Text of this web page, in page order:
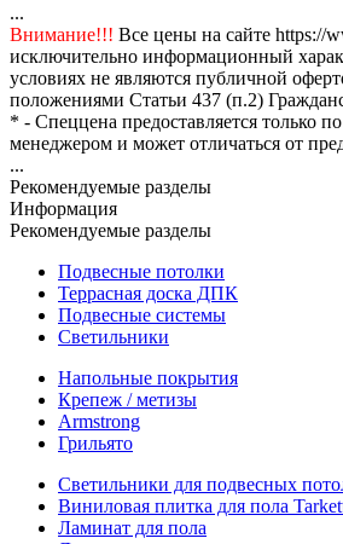
...
Внимание!!! Все цены на сайте https://
исключительно информационный
условиях не являются публичной
положениями Статьи 437 (п.2)
* - Спеццена предоставляется только
менеджером и может отличаться от
...
Рекомендуемые разделы
Информация
Рекомендуемые разделы
Подвесные потолки
Террасная доска ДПК
Подвесные системы
Светильники
Напольные покрытия
Крепеж / метизы
Armstrong
Грильято
Светильники для подвесных
Виниловая плитка для пола
Ламинат для пола